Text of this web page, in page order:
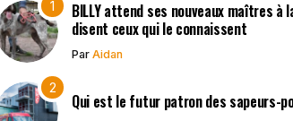
BILLY attend ses nouveaux maîtres à
disent ceux qui le connaissent
Par Aidan
Qui est le futur patron des sapeurs-